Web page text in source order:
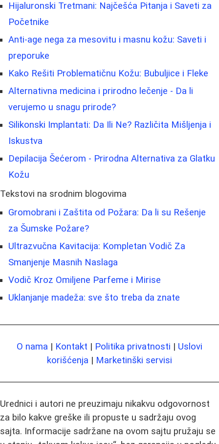
Hijaluronski Tretmani: Najčešća Pitanja i Saveti za
Početnike
Anti-age nega za mesovitu i masnu kožu: Saveti i
preporuke
Kako Rešiti Problematičnu Kožu: Bubuljice i Fleke
Alternativna medicina i prirodno lečenje - Da li
verujemo u snagu prirode?
Silikonski Implantati: Da Ili Ne? Različita Mišljenja i
Iskustva
Depilacija Šećerom - Prirodna Alternativa za Glatku
Kožu
Tekstovi na srodnim blogovima
Gromobrani i Zaštita od Požara: Da li su Rešenje
za Šumske Požare?
Ultrazvučna Kavitacija: Kompletan Vodič Za
Smanjenje Masnih Naslaga
Vodič Kroz Omiljene Parfeme i Mirise
Uklanjanje madeža: sve što treba da znate
O nama | Kontakt | Politika privatnosti | Uslovi
korišćenja | Marketinški servisi
Urednici i autori ne preuzimaju nikakvu odgovornost
za bilo kakve greške ili propuste u sadržaju ovog
sajta. Informacije sadržane na ovom sajtu pružaju se